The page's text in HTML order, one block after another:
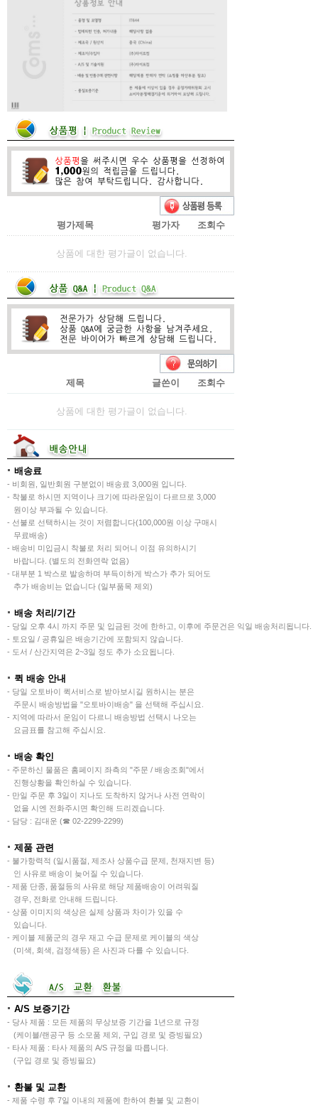
평가제목 평가자 조회수
상품에 대한 평가글이 없습니다.
제목 글쓴이 조회수
상품에 대한 평가글이 없습니다.
배송료
- 비회원, 일반회원 구분없이 배송료 3,000원 입니다.
- 착불로 하시면 지역이나 크기에 따라운임이 다르므로 3,000
원이상 부과될 수 있습니다.
- 선불로 선택하시는 것이 저렴합니다(100,000원 이상 구매시
무료배송)
- 배송비 미입금시 착불로 처리 되어니 이점 유의하시기
바랍니다. (별도의 전화연락 없음)
- 대부분 1 박스로 발송하며 부득이하게 박스가 추가 되어도
추가 배송비는 없습니다 (일부품목 제외)
배송 처리/기간
- 당일 오후 4시 까지 주문 및 입금된 것에 한하고, 이후에 주문건은 익일 배송처리됩니다.
- 토요일 / 공휴일은 배송기간에 포함되지 않습니다.
- 도서 / 산간지역은 2~3일 정도 추가 소요됩니다.
퀵 배송 안내
- 당일 오토바이 퀵서비스로 받아보시길 원하시는 분은
주문시 배송방법을 "오토바이배송" 을 선택해 주십시요.
- 지역에 따라서 운임이 다르니 배송방법 선택시 나오는
요금표를 참고해 주십시요.
배송 확인
- 주문하신 물품은 홈페이지 좌측의 "주문 / 배송조회"에서
진행상황을 확인하실 수 있습니다.
- 만일 주문 후 3일이 지나도 도착하지 않거나 사전 연락이
없을 시엔 전화주시면 확인해 드리겠습니다.
- 담당 : 김대운 (☎ 02-2299-2299)
제품 관련
- 불가항력적 (일시품절, 제조사 상품수급 문제, 천재지변 등)
인 사유로 배송이 늦어질 수 있습니다.
- 제품 단종, 품절등의 사유로 해당 제품배송이 어려워질
경우, 전화로 안내해 드립니다.
- 상품 이미지의 색상은 실제 상품과 차이가 있을 수
있습니다.
- 케이블 제품군의 경우 재고 수급 문제로 케이블의 색상
(미색, 회색, 검정색등) 은 사진과 다를 수 있습니다.
A/S 보증기간
- 당사 제품 : 모든 제품의 무상보증 기간을 1년으로 규정
(케이블/랜공구 등 소모품 제외, 구입 경로 및 증빙필요)
- 타사 제품 : 타사 제품의 A/S 규정을 따릅니다.
(구입 경로 및 증빙필요)
환불 및 교환
- 제품 수령 후 7일 이내의 제품에 한하여 환불 및 교환이